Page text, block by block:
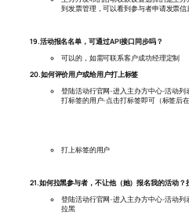
到发票管理，可以看到参与者申请发票信
19.活动报名名单，可通过API接口同步吗？
可以的，如需可联系客户成功经理定制
20.如何评价用户或给用户打上标签
登陆活动行官网-进入主办方中心-活动
打标签的用户-点击打标签即可（标签后
打上标签的用户
21.如何拉黑参与者，不让他（她）报名我的活动？
登陆活动行官网-进入主办方中心-活动
拉黑